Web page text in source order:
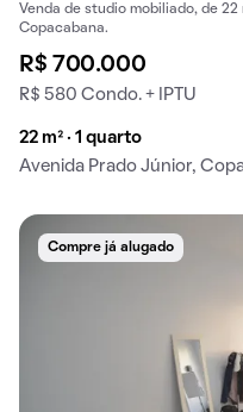
Venda de studio mobiliado, de 22
Copacabana.
R$ 700.000
R$ 580 Condo. + IPTU
22 m² · 1 quarto
Avenida Prado Júnior,
Compre já alugado